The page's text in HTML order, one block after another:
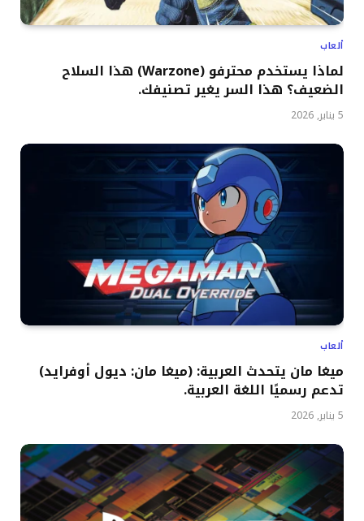
ألعاب
لماذا يستخدم محترفو (Warzone) هذا السلاح
الضعيف؟ هذا السر يغير تصنيفك.
5 يناير, 2026
ألعاب
ميغا مان يتحدث العربية: (ميغا مان: ديول أوفرايد)
تدعم رسميًا اللغة العربية.
5 يناير, 2026